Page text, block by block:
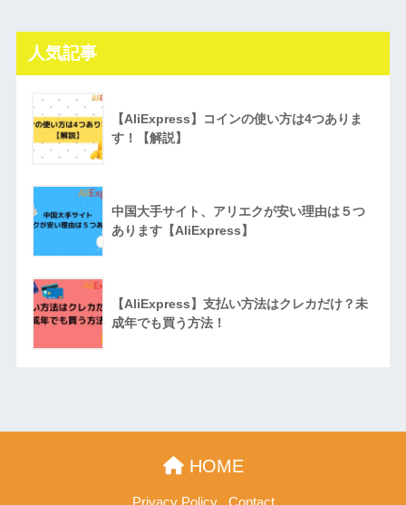
人気記事
【AliExpress】コインの使い方は4つありま
す！【解説】
中国大手サイト、アリエクが安い理由は５つ
あります【AliExpress】
【AliExpress】支払い方法はクレカだけ？未
成年でも買う方法！
HOME